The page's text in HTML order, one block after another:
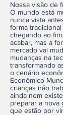
Nossa visão de
O mundo está
nunca vista
forma
chegando ao
acabar, mas a
mercado vai
mudanças na
transformando
o cenário
Econômico
crianças irão
ainda nem
preparar a nova
que estão por